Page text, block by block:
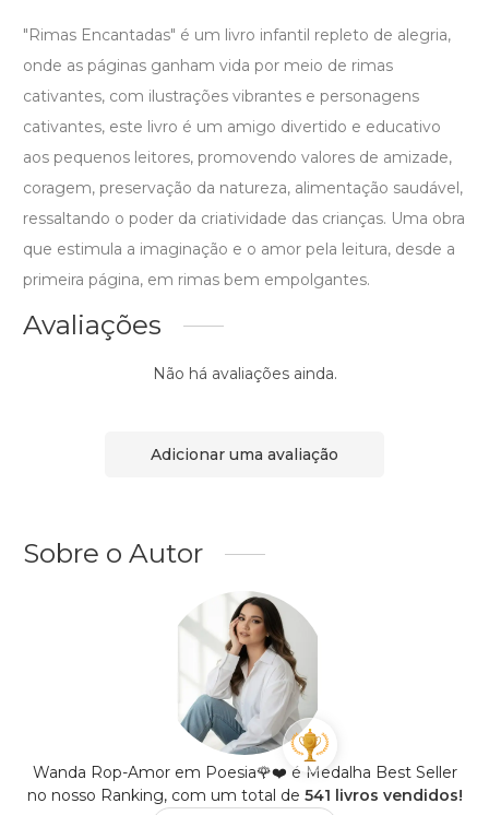
"Rimas Encantadas" é um livro infantil repleto de alegria,
onde as páginas ganham vida por meio de rimas
cativantes, com ilustrações vibrantes e personagens
cativantes, este livro é um amigo divertido e educativo
aos pequenos leitores, promovendo valores de amizade,
coragem, preservação da natureza, alimentação saudável,
ressaltando o poder da criatividade das crianças. Uma obra
que estimula a imaginação e o amor pela leitura, desde a
primeira página, em rimas bem empolgantes.
Avaliações
Não há avaliações ainda.
Adicionar uma avaliação
Sobre o Autor
Wanda Rop-Amor em Poesia🌹❤️ é Medalha Best Seller
no nosso Ranking, com um total de 541 livros vendidos!